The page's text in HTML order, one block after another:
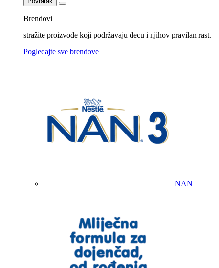
Brendovi
stražite proizvode koji podržavaju decu i njihov pravilan rast.
Pogledajte sve brendove
NAN